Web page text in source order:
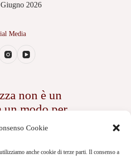
Cookie
anche cookie di terze parti. Il consenso a
2026
Media
non è un
un modo per
istante della
Petri